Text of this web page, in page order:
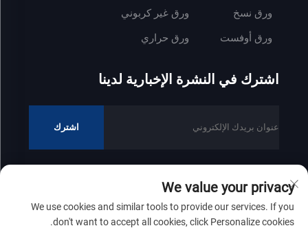
ورق نسخ
ورق أوفست
ورق غير كربوني
ورق حراري
اشترك في النشرة الإخبارية لدينا
اشترك
جميع الحقوق محفوظة © 2025 لشركة شاندونغ زينفونغ للصناعات الورقية
المحدودةسياسة الخصوصية
We value your privacy
We use cookies and similar tools to provide our services. If you
don't want to accept all cookies, click Personalize cookies.